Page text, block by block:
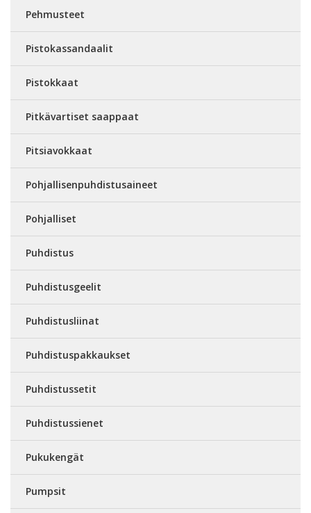
Pehmusteet
Pistokassandaalit
Pistokkaat
Pitkävartiset saappaat
Pitsiavokkaat
Pohjallisenpuhdistusaineet
Pohjalliset
Puhdistus
Puhdistusgeelit
Puhdistusliinat
Puhdistuspakkaukset
Puhdistussetit
Puhdistussienet
Pukukengät
Pumpsit